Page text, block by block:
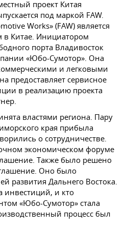
проект Китая
под маркой FAW.
Works» (FAW) является
Китае. Инициатором
порта Владивосток
«Юбо-Сумотор». Она
и легковыми
предоставляет сервисное
в реализацию проекта
властями региона. Пару
края прибыла
о сотрудничестве.
экономическом форуме
Также было решено
Оно было
развития Дальнего Востока.
инвестиций, и кто
«Юбо-Сумотор» стала
процесс был